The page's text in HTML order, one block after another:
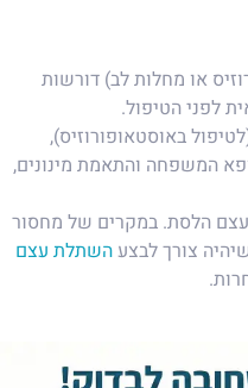
או מחלות לב) דורשות
לפני הטיפול.
באוסטאופורוזיס),
המשפחה והתאמת מינונים,
הלסת. במקרים של מחסור
צורך לבצעהשתלת עצם